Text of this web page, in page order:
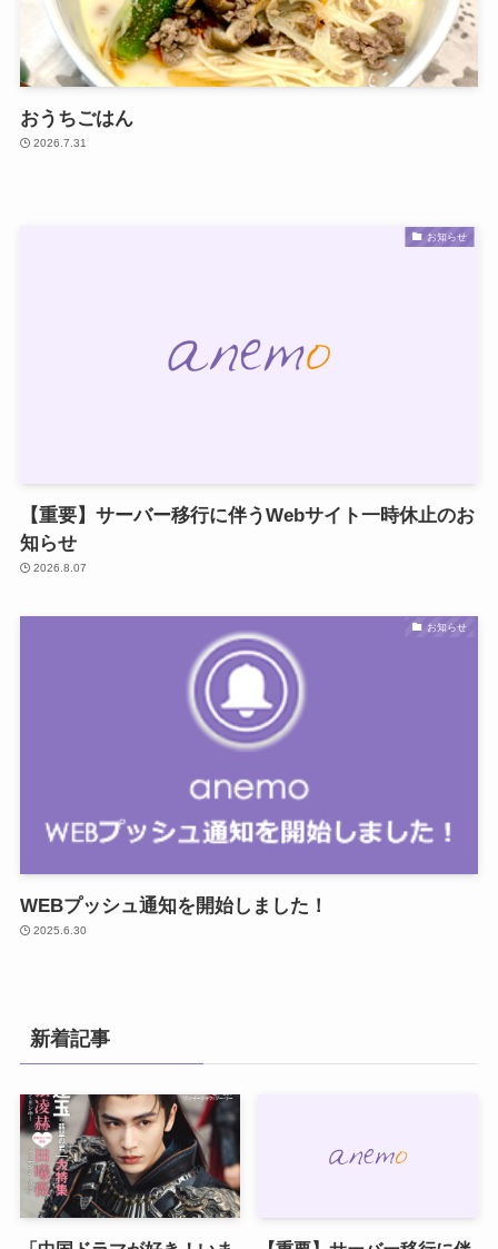
おうちごはん
2026.7.31
お知らせ
【重要】サーバー移行に伴うWebサイト一時休止のお
知らせ
2026.8.07
お知らせ
WEBプッシュ通知を開始しました！
2025.6.30
新着記事